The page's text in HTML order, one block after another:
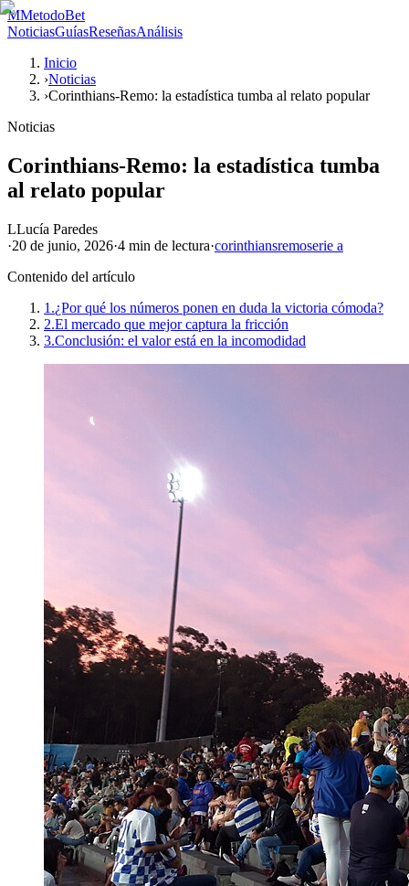
MMetodoBet
NoticiasGuíasReseñasAnálisis
Inicio
›Noticias
›Corinthians-Remo: la estadística tumba al relato popular
Noticias
Corinthians-Remo: la estadística tumba
al relato popular
LLucía Paredes
·20 de junio, 2026·4 min de lectura·corinthiansremoserie a
Contenido del artículo
1.¿Por qué los números ponen en duda la victoria cómoda?
2.El mercado que mejor captura la fricción
3.Conclusión: el valor está en la incomodidad